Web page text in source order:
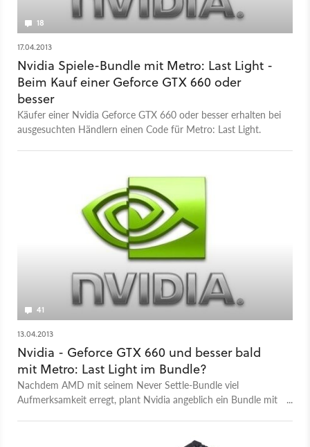
18
17.04.2013
Nvidia Spiele-Bundle mit Metro: Last Light -
Beim Kauf einer Geforce GTX 660 oder
besser
Käufer einer Nvidia Geforce GTX 660 oder besser erhalten bei
ausgesuchten Händlern einen Code für Metro: Last Light.
41
13.04.2013
Nvidia - Geforce GTX 660 und besser bald
mit Metro: Last Light im Bundle?
Nachdem AMD mit seinem Never Settle-Bundle viel
Aufmerksamkeit erregt, plant Nvidia angeblich ein Bundle mit